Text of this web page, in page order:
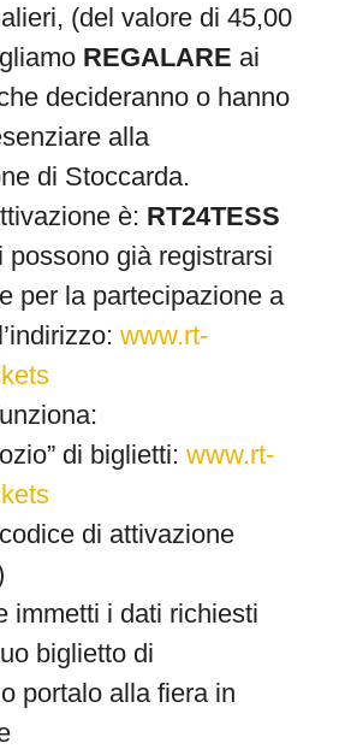
(del valore di 45,00
REGALARE ai
decideranno o hanno
alla
di Stoccarda.
è: RT24TESS
possono già registrarsi
per la partecipazione a
www.rt-
di biglietti: www.rt-
di attivazione
immetti i dati richiesti
biglietto di
portalo alla fiera in